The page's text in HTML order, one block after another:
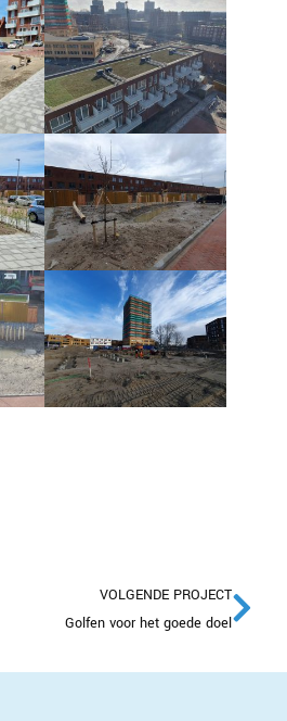
VOLGENDE PROJECT
Golfen voor het goede doel